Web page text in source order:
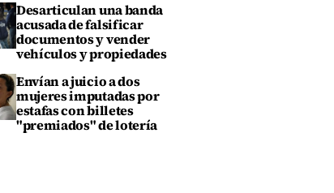
Desarticulan una banda
acusada de falsificar
documentos y vender
vehículos y propiedades
Envían a juicio a dos
mujeres imputadas por
estafas con billetes
"premiados" de lotería